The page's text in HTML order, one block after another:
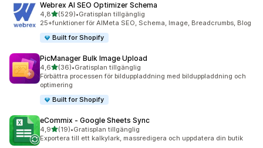
Webrex AI SEO Optimizer Schema
4,8av 5 stjärnor
(529)
529 recensioner totalt
•Gratisplan tillgänglig
25+funktioner för AIMeta SEO, Schema, Image, Breadcrumbs, Blog
Built for Shopify
PicManager Bulk Image Upload
4,6av 5 stjärnor
(36)
36 recensioner totalt
•Gratisplan tillgänglig
Förbättra processen för bilduppladdning med bilduppladdning och
optimering
Built for Shopify
eCommix ‑ Google Sheets Sync
4,9av 5 stjärnor
(19)
19 recensioner totalt
•Gratisplan tillgänglig
Exportera till ett kalkylark, massredigera och uppdatera din butik